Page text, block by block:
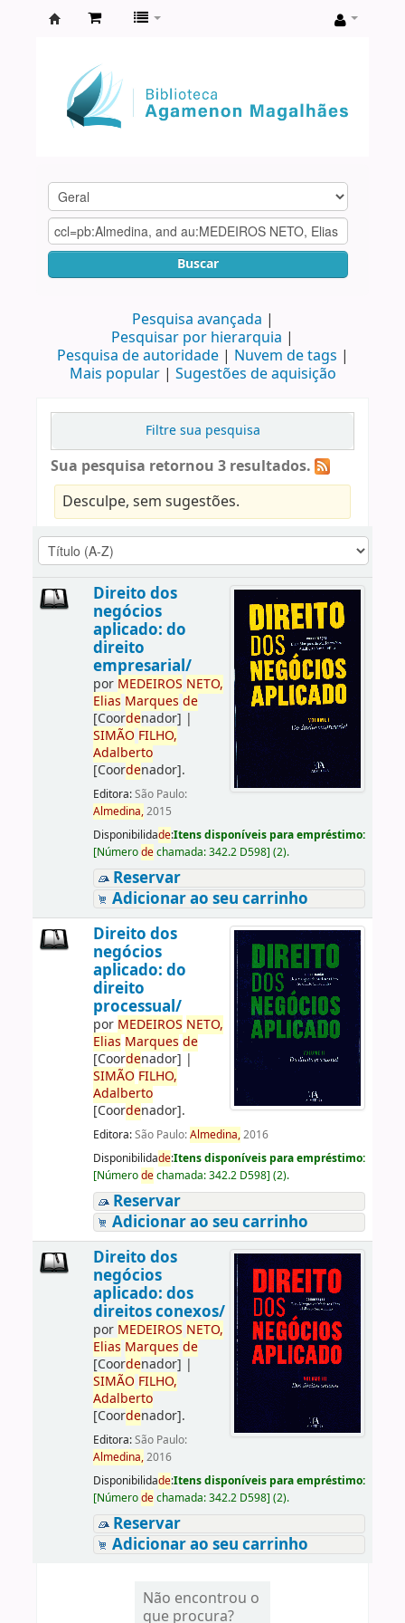
Agamenon
Magalhães
Buscar
Pesquisa avançada
Pesquisar por hierarquia
Pesquisa de autoridade
Nuvem de tags
Mais popular
Sugestões de aquisição
Filtre sua pesquisa
Sua pesquisa retornou 3 resultados.
Desculpe, sem sugestões.
Direito dos
negócios
aplicado: do
direito
empresarial/
por MEDEIROS NETO,
Elias Marques de
[Coordenador] |
SIMÃO FILHO,
Adalberto
[Coordenador].
Editora:São Paulo:
Almedina,2015
Disponibilidade:Itens disponíveis para empréstimo:
[Númerodechamada:342.2 D598] (2).
Reservar
Adicionar ao seu carrinho
Direito dos
negócios
aplicado: do
direito
processual/
por MEDEIROS NETO,
Elias Marques de
[Coordenador] |
SIMÃO FILHO,
Adalberto
[Coordenador].
Editora:São Paulo:Almedina,2016
Disponibilidade:Itens disponíveis para empréstimo:
[Númerodechamada:342.2 D598] (2).
Reservar
Adicionar ao seu carrinho
Direito dos
negócios
aplicado: dos
direitos conexos/
por MEDEIROS NETO,
Elias Marques de
[Coordenador] |
SIMÃO FILHO,
Adalberto
[Coordenador].
Editora:São Paulo:
Almedina,2016
Disponibilidade:Itens disponíveis para empréstimo:
[Númerodechamada:342.2 D598] (2).
Reservar
Adicionar ao seu carrinho
Não encontrou o
que procura?